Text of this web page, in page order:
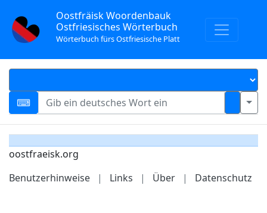
Oostfräisk Woordenbauk
Ostfriesisches Wörterbuch
Wörterbuch fürs Ostfriesische Platt
oostfraeisk.org
Benutzerhinweise
| Links | Über | Datenschutz